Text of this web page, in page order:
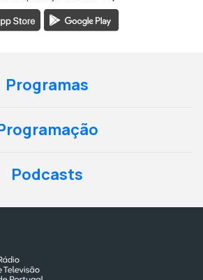
Programas
Podcasts